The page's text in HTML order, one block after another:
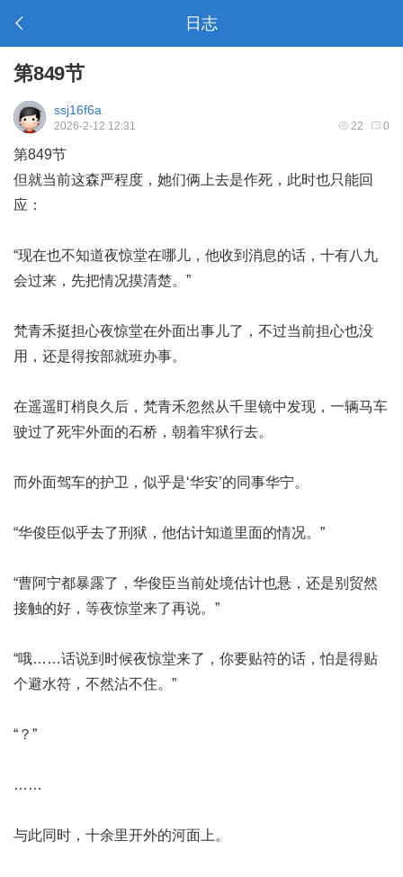
日志
第849节
ssj16f6a
22 0
2026-2-12 12:31
第849节
但就当前这森严程度，她们俩上去是作死，此时也只能回
应：
“现在也不知道夜惊堂在哪儿，他收到消息的话，十有八九
会过来，先把情况摸清楚。”
梵青禾挺担心夜惊堂在外面出事儿了，不过当前担心也没
用，还是得按部就班办事。
在遥遥盯梢良久后，梵青禾忽然从千里镜中发现，一辆马车
驶过了死牢外面的石桥，朝着牢狱行去。
而外面驾车的护卫，似乎是‘华安’的同事华宁。
“华俊臣似乎去了刑狱，他估计知道里面的情况。”
“曹阿宁都暴露了，华俊臣当前处境估计也悬，还是别贸然
接触的好，等夜惊堂来了再说。”
“哦……话说到时候夜惊堂来了，你要贴符的话，怕是得贴
个避水符，不然沾不住。”
“？”
……
与此同时，十余里开外的河面上。